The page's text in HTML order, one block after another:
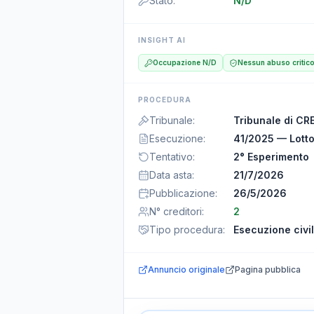
INSIGHT AI
Occupazione N/D Nessun abuso critico
PROCEDURA
Tribunale:
Tribunale di
Esecuzione:
41/2025 — Lotto
Tentativo:
2° Esperimento
Data asta:
21/7/2026
Pubblicazione:
26/5/2026
N° creditori:
2
Tipo procedura: Esecuzione
Annuncio originale Pagina pubblica